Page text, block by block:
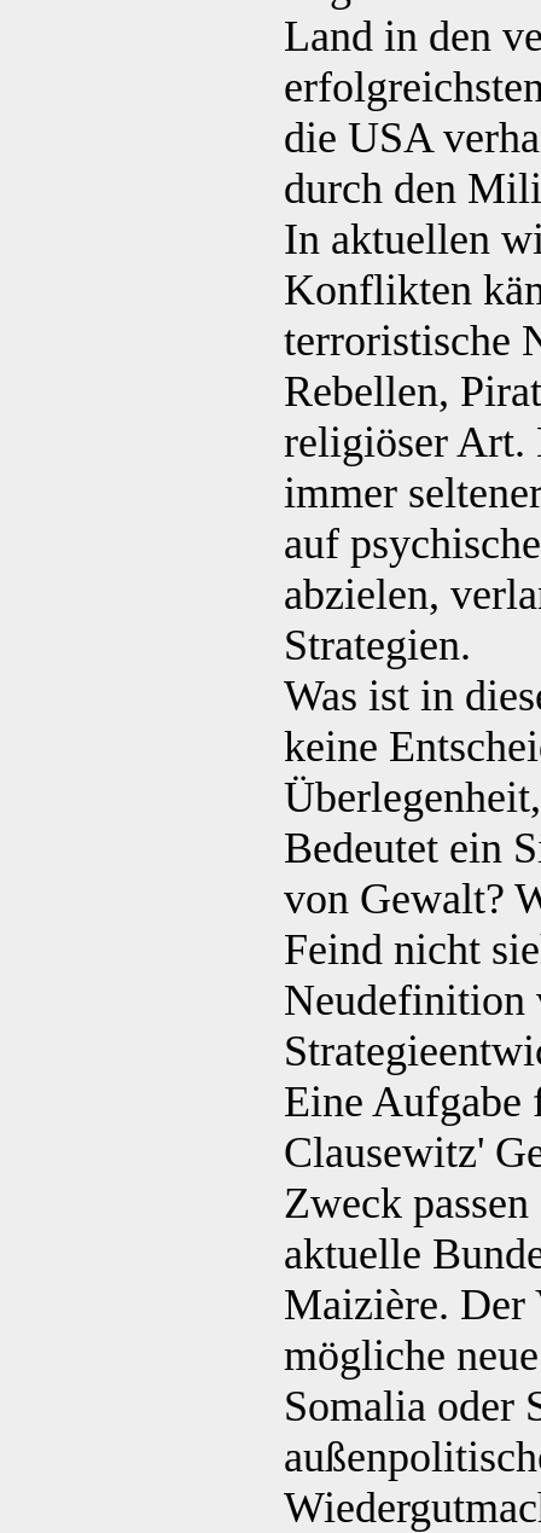
Land in den
die USA
durch den
In aktuellen
Konflikten
terroristische
Rebellen,
religiöser Art.
immer
auf
abzielen,
Strategien.
Was ist in
keine
Bedeutet ein
von Gewalt?
Feind nicht
Neudefinition
Eine
Clausewitz'
Zweck
aktuelle
Maizière. Der
mögliche
Somalia oder